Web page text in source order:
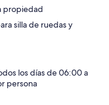
propiedad
silla de ruedas y
los días de 06:00 a
persona